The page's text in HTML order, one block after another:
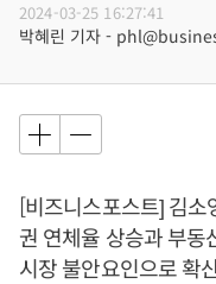
2024-03-25 16:27:41
박혜린 기자 -
[비즈니스포스트] 김
권 연체율 상승과 부동
시장 불안요인으로 확